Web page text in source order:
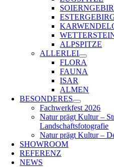
ALPSPITZE
ALLERLEI
FLORA
FAUNA
ISAR
ALMEN
BESONDERES
Fachwerkfest 2026
Natur prägt Kultur –
Landschaftsfotografie
Natur prägt Kultur –
SHOWROOM
REFERENZ
NEWS